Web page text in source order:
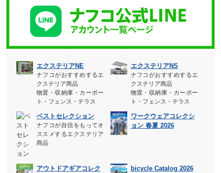
エクステリアNE
ナフコがおすすめするエ
クステリア商品
物置・収納庫・カーポー
ト・フェンス・テラス
エクステリアNS
ナフコがおすすめするエ
クステリア商品
物置・収納庫・カーポー
ト・フェンス・テラス
ベストセレクション
ナフコが自信をもってオ
ススメするエクステリア
商品
ワークウェアコレクシ
ョン 春夏 2026
アウトドアギアコレク
bicycle Catalog 2026